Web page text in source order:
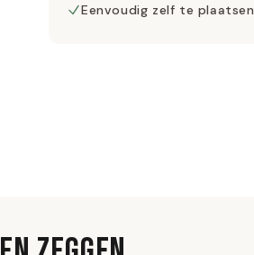
Eenvoudig zelf te plaatsen